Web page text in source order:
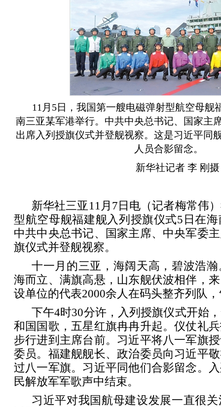
11月5日，我国第一艘电磁弹射型航空母舰
南三亚某军港举行。中共中央总书记、国家主
出席入列授旗仪式并登舰视察。这是习近平同
人员合影留念。
新华社记者 李 刚摄
新华社三亚11月7日电（记者梅常伟
型航空母舰福建舰入列授旗仪式5日在
中共中央总书记、国家主席、中央军委
旗仪式并登舰视察。
十一月的三亚，海阔天高，碧波浩
海而立、满旗高悬，山东舰伏波相伴，
设单位的代表2000余人在码头整齐列队
下午4时30分许，入列授旗仪式开始
和国国歌，五星红旗冉冉升起。仪仗礼
步行进到主席台前。习近平将八一军旗
委员。福建舰舰长、政治委员向习近平
过八一军旗。习近平同他们合影留念。
民解放军军歌声中结束。
习近平对我国航母建设发展一直很